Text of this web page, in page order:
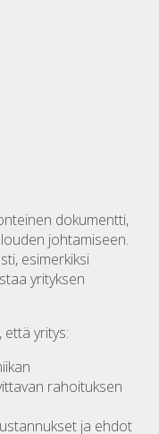
dokumentti,
johtamiseen.
esimerkiksi
yrityksen
yritys:
rahoituksen
ja ehdot